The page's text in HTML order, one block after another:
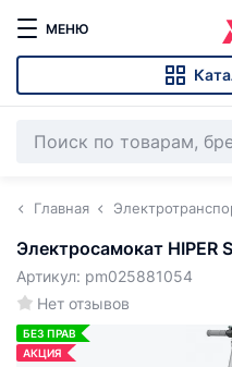
МЕНЮ
Главная
Электросамокат HIPER
Нет отзывов
Артикул: pm025881054
БЕЗ ПРАВ
АКЦИЯ